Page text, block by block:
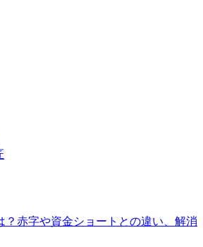
？赤字や資金ショートとの違い、解消